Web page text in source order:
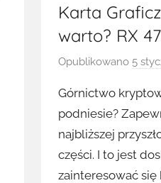
Karta
warto? RX
Opublikowano 5
Górnictwo
podniesie?
najbliższej
części. I to jest
zainteresować